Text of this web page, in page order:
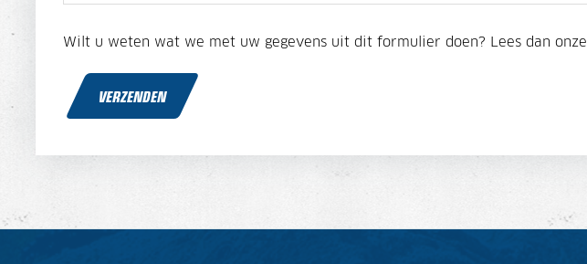
Wilt u weten wat we met uw gegevens uit dit formulier doen? Lees dan onze
VERZENDEN